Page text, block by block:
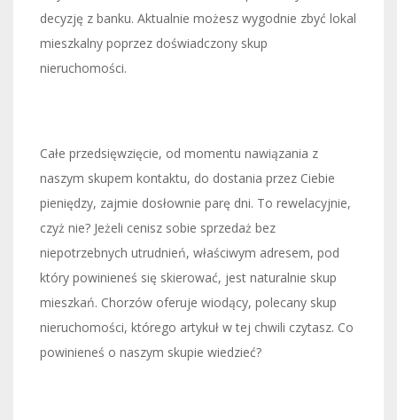
decyzję z banku. Aktualnie możesz wygodnie zbyć lokal
mieszkalny poprzez doświadczony skup
nieruchomości.
Całe przedsięwzięcie, od momentu nawiązania z
naszym skupem kontaktu, do dostania przez Ciebie
pieniędzy, zajmie dosłownie parę dni. To rewelacyjnie,
czyż nie? Jeżeli cenisz sobie sprzedaż bez
niepotrzebnych utrudnień, właściwym adresem, pod
który powinieneś się skierować, jest naturalnie skup
mieszkań. Chorzów oferuje wiodący, polecany skup
nieruchomości, którego artykuł w tej chwili czytasz. Co
powinieneś o naszym skupie wiedzieć?